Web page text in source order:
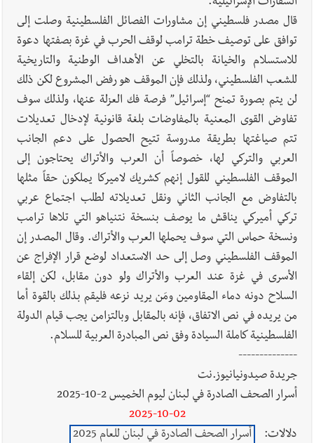
قال مصدر فلسطيني إن مشاورات الفصائل الفلسطينية وصلت إلى
توافق على توصيف خطة ترامب لوقف الحرب في غزة بصفتها دعوة
للاستسلام والخيانة بالتخلي عن الأهداف الوطنية والتاريخية
للشعب الفلسطيني، ولذلك فإن الموقف هو رفض المشروع لكن ذلك
لن يتم بصورة تمنح “إسرائيل” فرصة فك العزلة عنها، ولذلك سوف
تفاوض القوى المعنية بالمفاوضات بلغة قانونية لإدخال تعديلات
تتم صياغتها بطريقة مدروسة تتيح الحصول على دعم الجانب
العربي والتركي لها، خصوصاً أن العرب والأتراك يحتاجون إلى
الموقف الفلسطيني للقول إنهم كشريك لاميركا يملكون حقاً مثلها
بالتفاوض مع الجانب الثاني ونقل تعديلاته لطلب اجتماع عربي
تركي أميركي يناقش ما يوصف بنسخة نتنياهو التي تلاها ترامب
ونسخة حماس التي سوف يحملها العرب والأتراك. وقال المصدر إن
الموقف الفلسطيني وصل إلى حد الاستعداد لوضع قرار الإفراج عن
الأسرى في غزة عند العرب والأتراك ولو دون مقابل، لكن إلقاء
السلاح دونه دماء المقاومين ومَن يريد نزعه فليقم بذلك بالقوة أما
من يريده في نص الاتفاق، فإنه بالمقابل وبالتزامن يجب قيام الدولة
الفلسطينية كاملة السيادة وفق نص المبادرة العربية للسلام.
--------------
جريدة صيدونيانيوز.نت
أسرار الصحف الصادرة في لبنان ليوم الخميس 2-10-2025
2025-10-02
دلالات:
أسرار الصحف الصادرة في لبنان للعام 2025